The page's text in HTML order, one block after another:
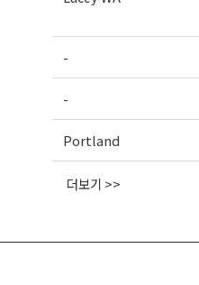
-
-
Portland
더보기 >>